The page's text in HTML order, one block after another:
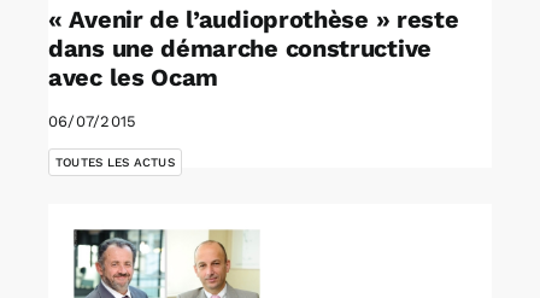
« Avenir de l’audioprothèse » reste
dans une démarche constructive
avec les Ocam
06/07/2015
TOUTES LES ACTUS